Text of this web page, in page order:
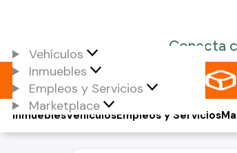
Vehículos
Inmuebles
Empleos y Servicios
Marketplace
Vehículos
Inmuebles Empleos y Servicios